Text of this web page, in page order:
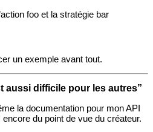
foo et la stratégie bar
un exemple avant tout.
aussi difficile pour les autres”
la documentation pour mon API
du point de vue du créateur.